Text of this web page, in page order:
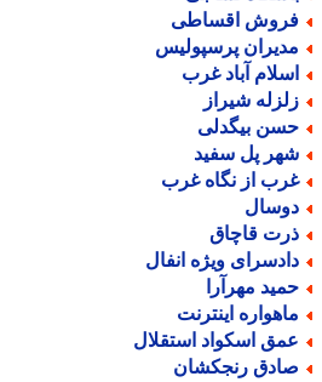
اقساطی
پرسپولیس
آباد غرب
شیراز
بیگدلی
پل سفید
از نگاه غرب
قاچاق
ویژه انفال
مهرآرا
اینترنت
اسکواد استقلال
رنجکشان